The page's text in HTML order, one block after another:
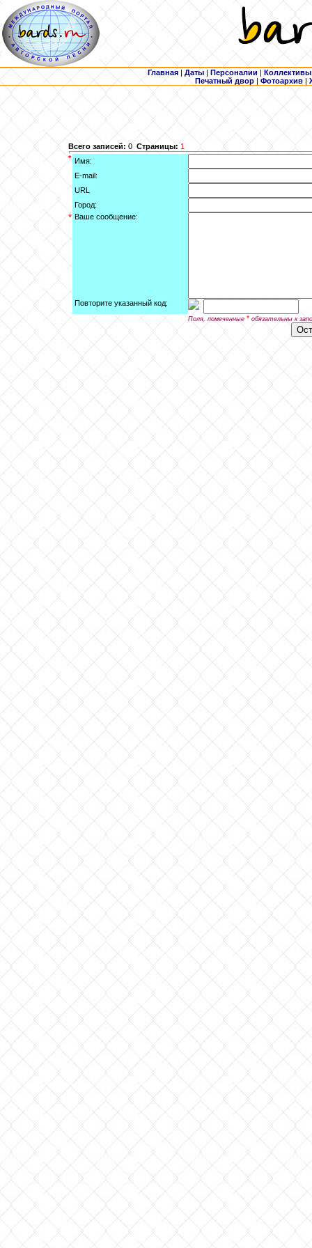
Главная | Даты | Персоналии | Коллективы
Печатный двор |Фотоархив |
Всего записей: 0 Страницы: 1
* Имя:
E-mail:
URL
Город:
* Ваше сообщение:
Повторите указанный код:
Поля, помеченные * обязательны к